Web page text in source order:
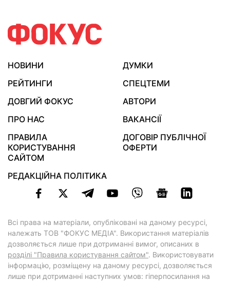
НОВИНИ
ДУМКИ
РЕЙТИНГИ
СПЕЦТЕМИ
ДОВГИЙ ФОКУС
АВТОРИ
ПРО НАС
ВАКАНСІЇ
ПРАВИЛА
КОРИСТУВАННЯ
САЙТОМ
ДОГОВІР ПУБЛІЧНОЇ
ОФЕРТИ
РЕДАКЦІЙНА ПОЛІТИКА
Всі права на матеріали, опубліковані на даному ресурсі,
належать ТОВ "ФОКУС МЕДІА". Використання матеріалів
дозволяється лише при дотриманні вимог, описаних в
розділі "Правила користування сайтом". Використовувати
інформацію, розміщену на даному ресурсі, дозволяється
лише при дотриманні наступних умов: гіперпосилання на